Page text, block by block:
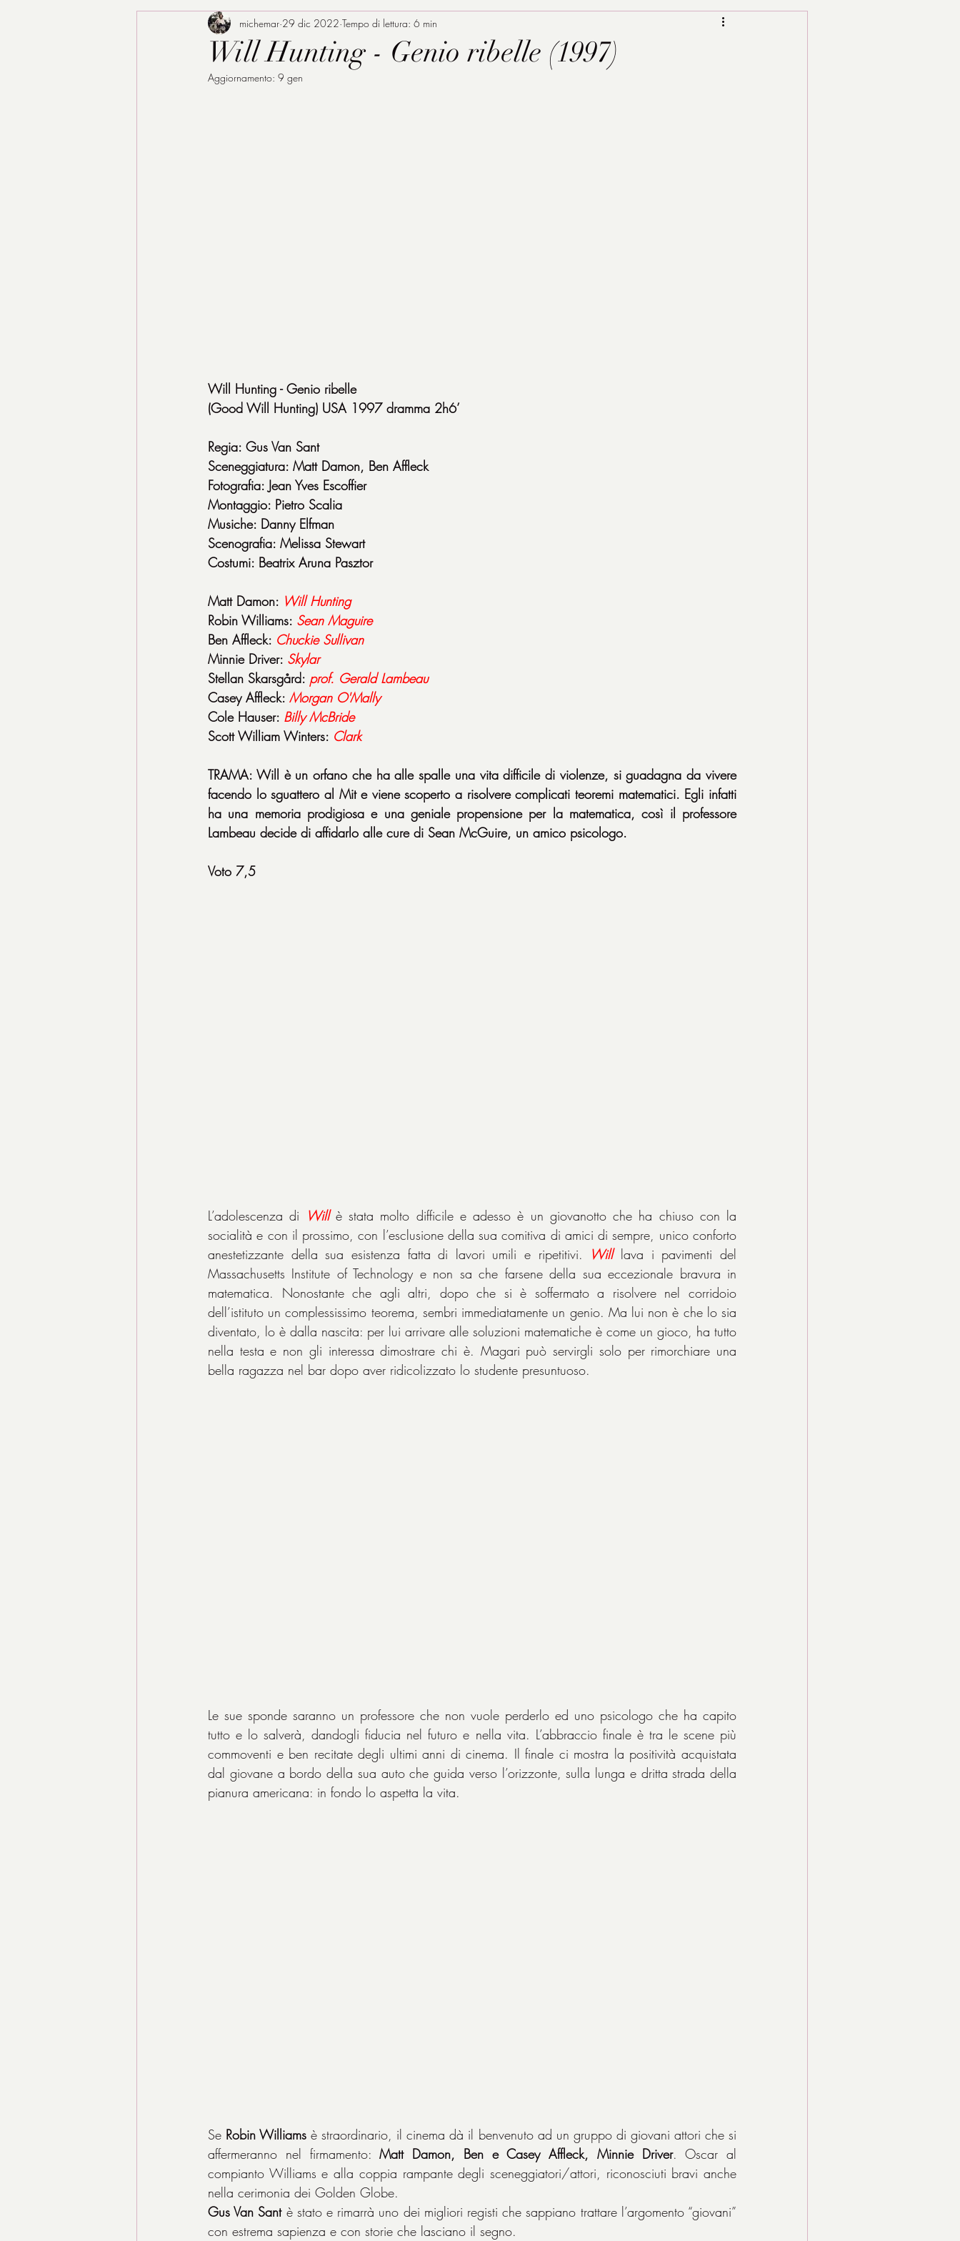
Will Hunting - Genio ribelle (1997)
michemar 29 dic 2022 Tempo di lettura: 6 min
Aggiornamento: 9 gen
Will Hunting - Genio ribelle
(Good Will Hunting) USA 1997 dramma 2h6’
Regia: Gus Van Sant
Sceneggiatura: Matt Damon, Ben Affleck
Fotografia: Jean Yves Escoffier
Montaggio: Pietro Scalia
Musiche: Danny Elfman
Scenografia: Melissa Stewart
Costumi: Beatrix Aruna Pasztor
Matt Damon: Will Hunting
Robin Williams: Sean Maguire
Ben Affleck: Chuckie Sullivan
Minnie Driver: Skylar
Stellan Skarsgård: prof. Gerald Lambeau
Casey Affleck: Morgan O'Mally
Cole Hauser: Billy McBride
Scott William Winters: Clark
TRAMA: Will è un orfano che ha alle spalle una vita difficile di violenze, si guadagna da vivere
facendo lo sguattero al Mit e viene scoperto a risolvere complicati teoremi matematici. Egli infatti
ha una memoria prodigiosa e una geniale propensione per la matematica, così il professore
Lambeau decide di affidarlo alle cure di Sean McGuire, un amico psicologo.
Voto 7,5
L’adolescenza di Will è stata molto difficile e adesso è un giovanotto che ha chiuso con la
socialità e con il prossimo, con l’esclusione della sua comitiva di amici di sempre, unico conforto
anestetizzante della sua esistenza fatta di lavori umili e ripetitivi.
Will lava i pavimenti del
Massachusetts Institute of Technology e non sa che farsene della sua eccezionale bravura in
matematica. Nonostante che agli altri, dopo che si è soffermato a risolvere nel corridoio
dell’istituto un complessissimo teorema, sembri immediatamente un genio. Ma lui non è che lo sia
diventato, lo è dalla nascita: per lui arrivare alle soluzioni matematiche è come un gioco, ha tutto
nella testa e non gli interessa dimostrare chi è. Magari può servirgli solo per rimorchiare una
bella ragazza nel bar dopo aver ridicolizzato lo studente presuntuoso.
Le sue sponde saranno un professore che non vuole perderlo ed uno psicologo che ha capito
tutto e lo salverà, dandogli fiducia nel futuro e nella vita. L’abbraccio finale è tra le scene più
commoventi e ben recitate degli ultimi anni di cinema. Il finale ci mostra la positività acquistata
dal giovane a bordo della sua auto che guida verso l’orizzonte, sulla lunga e dritta strada della
pianura americana: in fondo lo aspetta la vita.
Se Robin Williams è straordinario, il cinema dà il benvenuto ad un gruppo di giovani attori che si
affermeranno nel firmamento: Matt Damon, Ben e Casey Affleck, Minnie Driver. Oscar al
compianto Williams e alla coppia rampante degli sceneggiatori/attori, riconosciuti bravi anche
nella cerimonia dei Golden Globe.
Gus Van Sant è stato e rimarrà uno dei migliori registi che sappiano trattare l’argomento “giovani”
con estrema sapienza e con storie che lasciano il segno.